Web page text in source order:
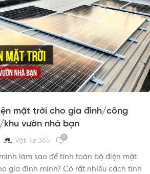
mặt trời cho gia đình/công
vườn nhà bạn
Vật Tư 365 0
làm sao để tính toán bộ điện mặt
gia đình mình? Có rất nhiều cách tính